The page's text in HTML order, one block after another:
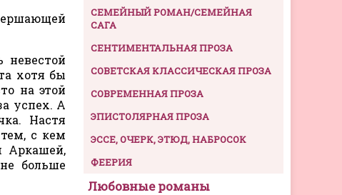
хотя бы
на этой
успех. А
Настя
с кем
Аркашей,
больше
СЕМЕЙНЫЙ РОМАН/СЕМЕЙНАЯ
САГА
СЕНТИМЕНТАЛЬНАЯ ПРОЗА
СОВЕТСКАЯ КЛАССИЧЕСКАЯ ПРОЗА
СОВРЕМЕННАЯ ПРОЗА
ЭПИСТОЛЯРНАЯ ПРОЗА
ЭССЕ, ОЧЕРК, ЭТЮД, НАБРОСОК
ФЕЕРИЯ
Любовные романы